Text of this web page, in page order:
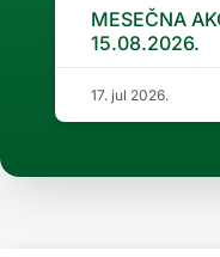
MESEČNA
15.08.2026.
17. jul 2026.